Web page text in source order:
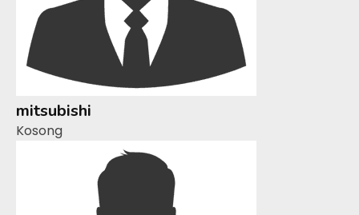
mitsubishi
Kosong